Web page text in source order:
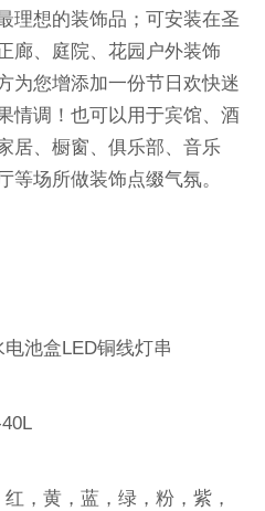
理想的装饰品；可安装在圣
廊、庭院、花园户外装饰
为您增添加一份节日欢快迷
情调！也可以用于宾馆、酒
居、橱窗、俱乐部、音乐
等场所做装饰点缀气氛。
池盒LED铜线灯串
，黄，蓝，绿，粉，紫，